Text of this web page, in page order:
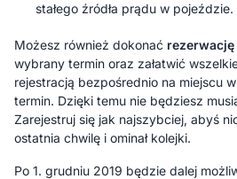
stałego źródła prądu w pojeździe.
Możesz również dokonać
wybrany termin oraz załatwić
rejestracją bezpośrednio na miejscu
termin. Dzięki temu nie będziesz
Zarejestruj się jak najszybciej, abyś
ostatnia chwilę i ominał kolejki.
Po 1. grudniu 2019 będzie dalej